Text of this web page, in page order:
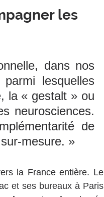
les
dans nos
lesquelles
la « gestalt » ou
neurosciences.
de
mesure. »
la France entière. Le
et ses bureaux à Paris